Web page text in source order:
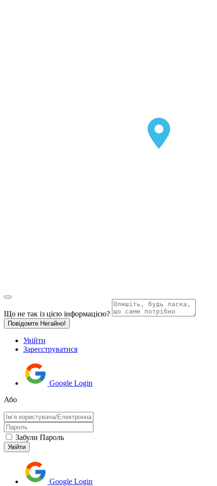
Що не так із цією інформацією?
Повідомте Негайно!
Увійти
Зареєструватися
Google Login
Або
Забули Пароль
Google Login